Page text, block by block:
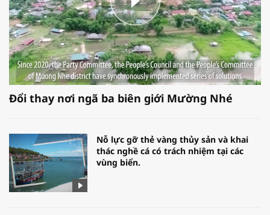
Đổi thay nơi ngã ba biên giới Mường Nhé
Nỗ lực gỡ thẻ vàng thủy sản và khai
thác nghề cá có trách nhiệm tại các
vùng biển.